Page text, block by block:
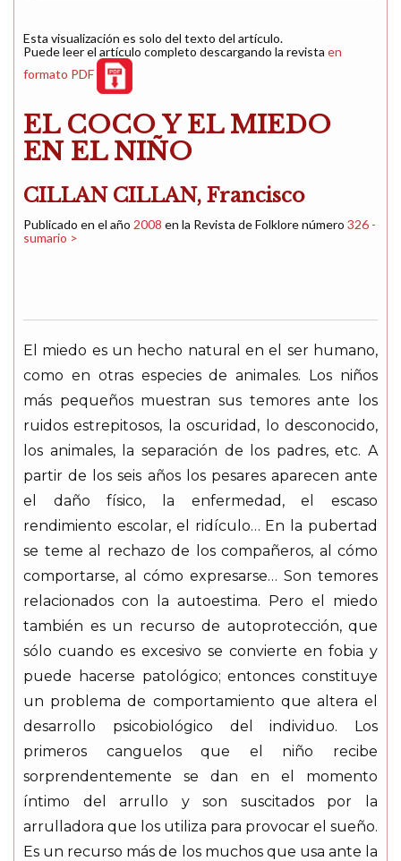
Esta visualización es solo del texto del artículo.
Puede leer el artículo completo descargando la revista en
formato PDF
EL COCO Y EL MIEDO
EN EL NIÑO
CILLAN CILLAN, Francisco
Publicado en el año 2008 en la Revista de Folklore número 326 -
sumario >
El miedo es un hecho natural en el ser humano,
como en otras especies de animales. Los niños
más pequeños muestran sus temores ante los
ruidos estrepitosos, la oscuridad, lo desconocido,
los animales, la separación de los padres, etc. A
partir de los seis años los pesares aparecen ante
el daño físico, la enfermedad, el escaso
rendimiento escolar, el ridículo… En la pubertad
se teme al rechazo de los compañeros, al cómo
comportarse, al cómo expresarse… Son temores
relacionados con la autoestima. Pero el miedo
también es un recurso de autoprotección, que
sólo cuando es excesivo se convierte en fobia y
puede hacerse patológico; entonces constituye
un problema de comportamiento que altera el
desarrollo psicobiológico del individuo. Los
primeros canguelos que el niño recibe
sorprendentemente se dan en el momento
íntimo del arrullo y son suscitados por la
arrulladora que los utiliza para provocar el sueño.
Es un recurso más de los muchos que usa ante la